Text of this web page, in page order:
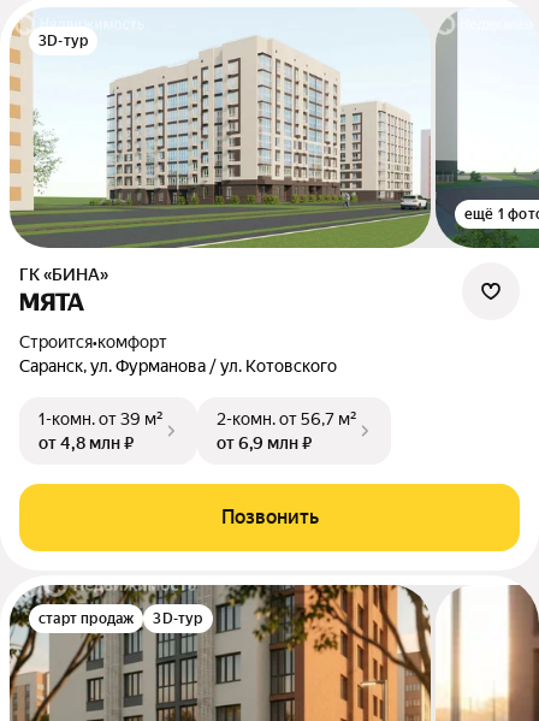
3D-тур
ещё 1
ГК «БИНА»
МЯТА
Строится•комфорт
Саранск, ул. Фурманова / ул. Котовского
1-комн.от 39 м²
от 4,8 млн ₽
2-комн.от 56,7 м²
от 6,9 млн ₽
Позвонить
старт продаж 3D-тур